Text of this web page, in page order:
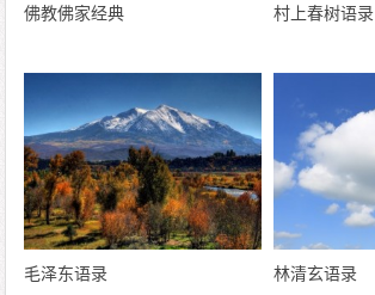
佛教佛家经典 村上春树语录
毛泽东语录 林清玄语录